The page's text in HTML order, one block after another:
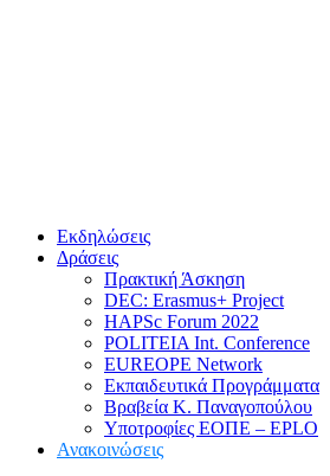
Εκδηλώσεις
Δράσεις
Πρακτική Άσκηση
DEC: Erasmus+ Project
HAPSc Forum 2022
POLITEIA Int. Conference
EUREOPE Network
Εκπαιδευτικά Προγράμματα
Βραβεία Κ. Παναγοπούλου
Υποτροφίες ΕΟΠΕ – EPLO
Ανακοινώσεις